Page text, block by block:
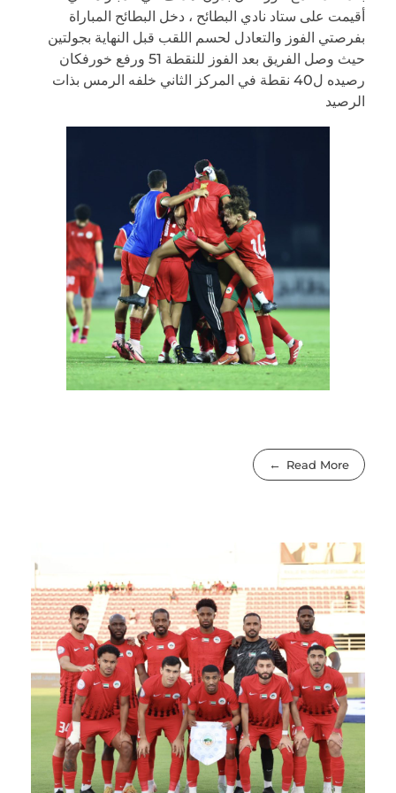
أقيمت على ستاد نادي البطائح ، دخل البطائح المباراة
بفرصتي الفوز والتعادل لحسم اللقب قبل النهاية بجولتين
حيث وصل الفريق بعد الفوز للنقطة 51 ورفع خورفكان
رصيده ل40 نقطة في المركز الثاني خلفه الرمس بذات
الرصيد
Read More